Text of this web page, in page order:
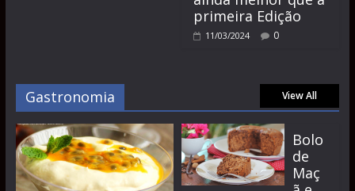
primeira Edição
11/03/2024 0
Gastronomia View All
Bolo
de
Maç